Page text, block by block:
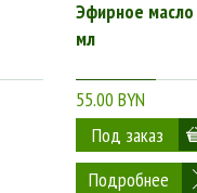
Эфирное
мл
55.00 BYN
Подробнее